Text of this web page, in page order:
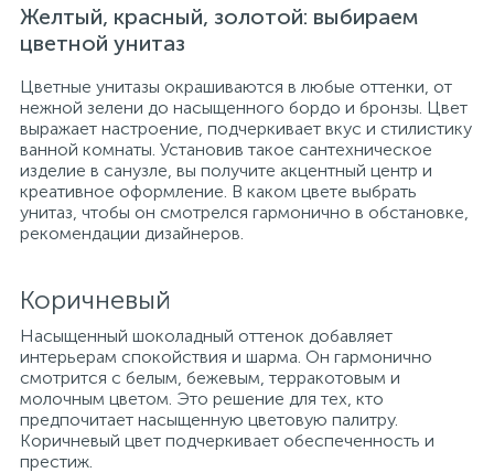
Желтый, красный, золотой: выбираем
цветной унитаз
Цветные унитазы окрашиваются в любые оттенки, от
нежной зелени до насыщенного бордо и бронзы. Цвет
выражает настроение, подчеркивает вкус и стилистику
ванной комнаты. Установив такое сантехническое
изделие в санузле, вы получите акцентный центр и
креативное оформление. В каком цвете выбрать
унитаз, чтобы он смотрелся гармонично в обстановке,
рекомендации дизайнеров.
Коричневый
Насыщенный шоколадный оттенок добавляет
интерьерам спокойствия и шарма. Он гармонично
смотрится с белым, бежевым, терракотовым и
молочным цветом. Это решение для тех, кто
предпочитает насыщенную цветовую палитру.
Коричневый цвет подчеркивает обеспеченность и
престиж.